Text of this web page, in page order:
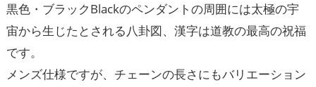
黒色・ブラックBlackのペンダントの周囲には太極の宇
宙から生じたとされる八卦図、漢字は道教の最高の祝福
です。
メンズ仕様ですが、チェーンの長さにもバリエーション